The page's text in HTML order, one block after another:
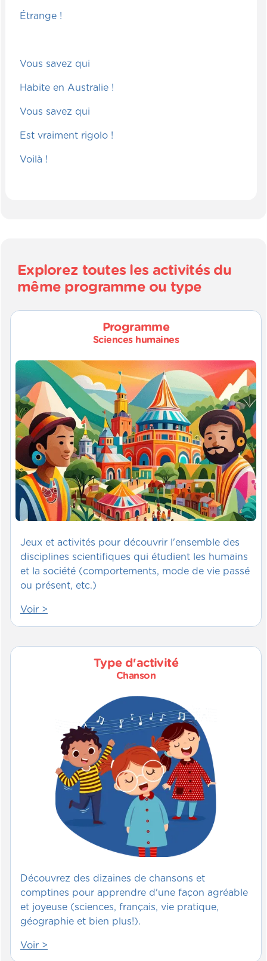
Étrange !
Vous savez qui
Habite en Australie !
Vous savez qui
Est vraiment rigolo !
Voilà !
Explorez toutes les activités du
même programme ou type
Programme
Sciences humaines
Jeux et activités pour découvrir l'ensemble des
disciplines scientifiques qui étudient les humains
et la société (comportements, mode de vie passé
ou présent, etc.)
Voir >
Type d'activité
Chanson
Découvrez des dizaines de chansons et
comptines pour apprendre d'une façon agréable
et joyeuse (sciences, français, vie pratique,
géographie et bien plus!).
Voir >